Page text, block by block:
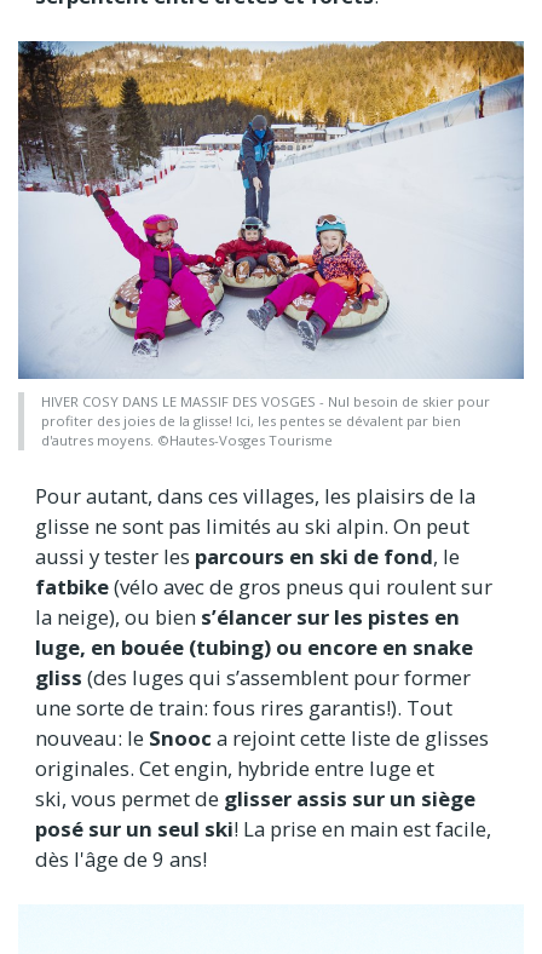
HIVER COSY DANS LE MASSIF DES VOSGES - Nul besoin de skier pour
profiter des joies de la glisse! Ici, les pentes se dévalent par bien
d'autres moyens. ©Hautes-Vosges Tourisme
Pour autant, dans ces villages, les plaisirs de la
glisse ne sont pas limités au ski alpin. On peut
aussi y tester les parcours en ski de fond, le
fatbike(vélo avec de gros pneus qui roulent sur
la neige), ou bien s’élancer sur les pistes en
luge, en bouée (tubing) ou encore en snake
gliss (des luges qui s’assemblent pour former
une sorte de train: fous rires garantis!). Tout
nouveau: le Snooc a rejoint cette liste de glisses
originales. Cet engin, hybride entre luge et
ski, vous permet de glisser assis sur un siège
posé sur un seul ski! La prise en main est facile,
dès l'âge de 9 ans!